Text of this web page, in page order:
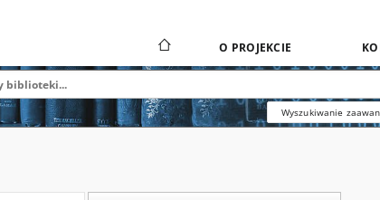
O PROJEKCIE
Wyszukiwanie